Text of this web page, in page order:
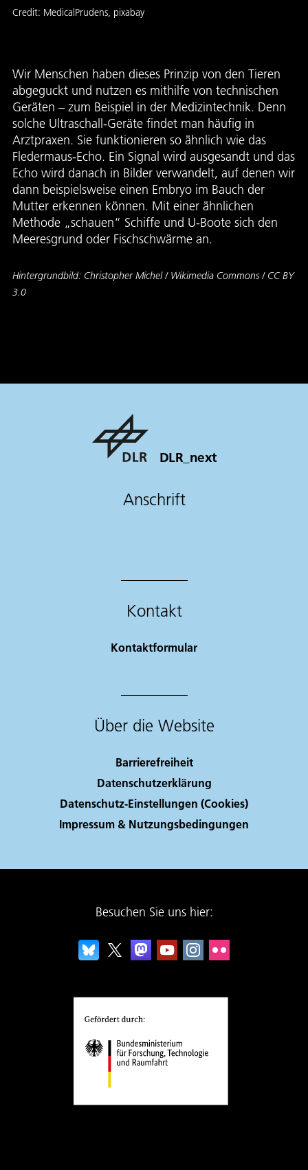
Credit: MedicalPrudens, pixabay
Wir Menschen haben dieses Prinzip von den Tieren
abgeguckt und nutzen es mithilfe von technischen
Geräten – zum Beispiel in der Medizintechnik. Denn
solche Ultraschall-Geräte findet man häufig in
Arztpraxen. Sie funktionieren so ähnlich wie das
Fledermaus-Echo. Ein Signal wird ausgesandt und das
Echo wird danach in Bilder verwandelt, auf denen wir
dann beispielsweise einen Embryo im Bauch der
Mutter erkennen können. Mit einer ähnlichen
Methode „schauen“ Schiffe und U-Boote sich den
Meeresgrund oder Fischschwärme an.
Hintergrundbild: Christopher Michel / Wikimedia Commons / CC BY
3.0
DLR_next
Anschrift
Kontakt
Kontaktformular
Über die Website
Barrierefreiheit
Datenschutzerklärung
Datenschutz-Einstellungen (Cookies)
Impressum & Nutzungsbedingungen
Besuchen Sie uns hier: